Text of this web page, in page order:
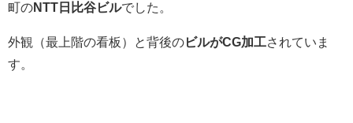
町のNTT日比谷ビルでした。
外観（最上階の看板）と背後のビルがCG加工されていま
す。